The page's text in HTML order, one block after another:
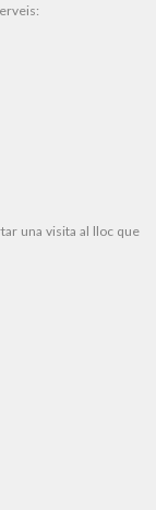
una visita al lloc que